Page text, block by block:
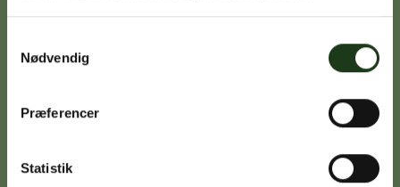
Nødvendig
Præferencer
Statistik